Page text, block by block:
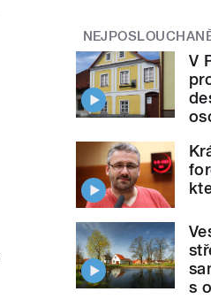
V
s